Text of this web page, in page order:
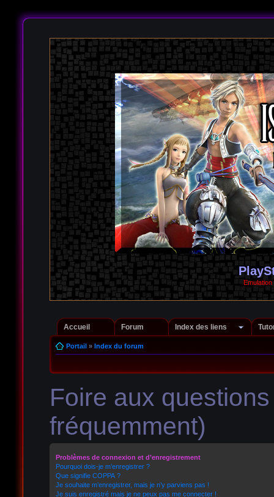
Accueil Forum Index des liens
Portail» Index du forum
Foire aux
fréquemment)
Problèmes de connexion et d’enregistrement
Pourquoi dois-je m’enregistrer ?
Que signifie COPPA ?
Je souhaite m’enregistrer, mais je n’y parviens pas !
Je suis enregistré mais je ne peux pas me connecter !